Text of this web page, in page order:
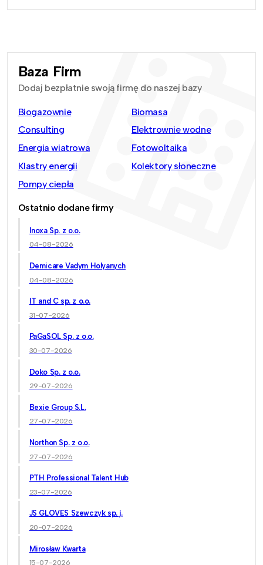
Baza Firm
Dodaj bezpłatnie swoją firmę do naszej bazy
Biogazownie
Biomasa
Consulting
Elektrownie wodne
Energia wiatrowa
Fotowoltaika
Klastry energii
Kolektory słoneczne
Pompy ciepła
Ostatnio dodane firmy
Inoxa Sp. z o.o.
04-08-2026
Demicare Vadym Holyanych
04-08-2026
IT and C sp. z o.o.
31-07-2026
PaGaSOL Sp. z o.o.
30-07-2026
Doko Sp. z o.o.
29-07-2026
Bexie Group S.L.
27-07-2026
Northon Sp. z o.o.
27-07-2026
PTH Professional Talent Hub
23-07-2026
JS GLOVES Szewczyk sp. j.
20-07-2026
Mirosław Kwarta
15-07-2026